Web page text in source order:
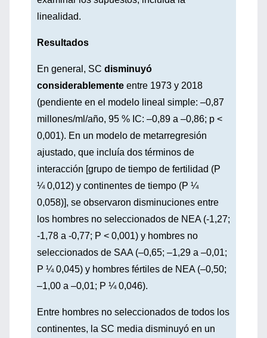
linealidad.
Resultados
En general, SC disminuyó
considerablemente entre 1973 y 2018
(pendiente en el modelo lineal simple: –0,87
millones/ml/año, 95 % IC: –0,89 a –0,86; p <
0,001). En un modelo de metarregresión
ajustado, que incluía dos términos de
interacción [grupo de tiempo de fertilidad (P
¼ 0,012) y continentes de tiempo (P ¼
0,058)], se observaron disminuciones entre
los hombres no seleccionados de NEA (-1,27;
-1,78 a -0,77; P < 0,001) y hombres no
seleccionados de SAA (–0,65; –1,29 a –0,01;
P ¼ 0,045) y hombres fértiles de NEA (–0,50;
–1,00 a –0,01; P ¼ 0,046).
Entre hombres no seleccionados de todos los
continentes, la SC media disminuyó en un